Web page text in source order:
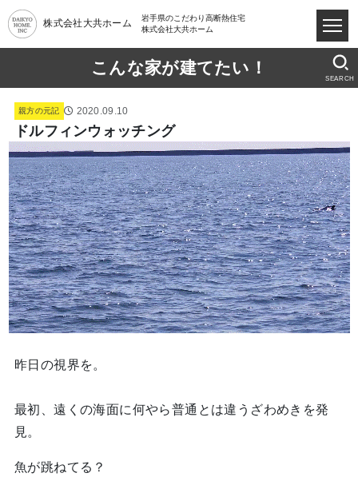
株式会社大共ホーム
岩手県のこだわり高断熱住宅
株式会社大共ホーム
こんな家が建てたい！
SEARCH
親方の元記 2020.09.10
ドルフィンウォッチング
昨日の視界を。
最初、遠くの海面に何やら普通とは違うざわめきを発
見。
魚が跳ねてる？